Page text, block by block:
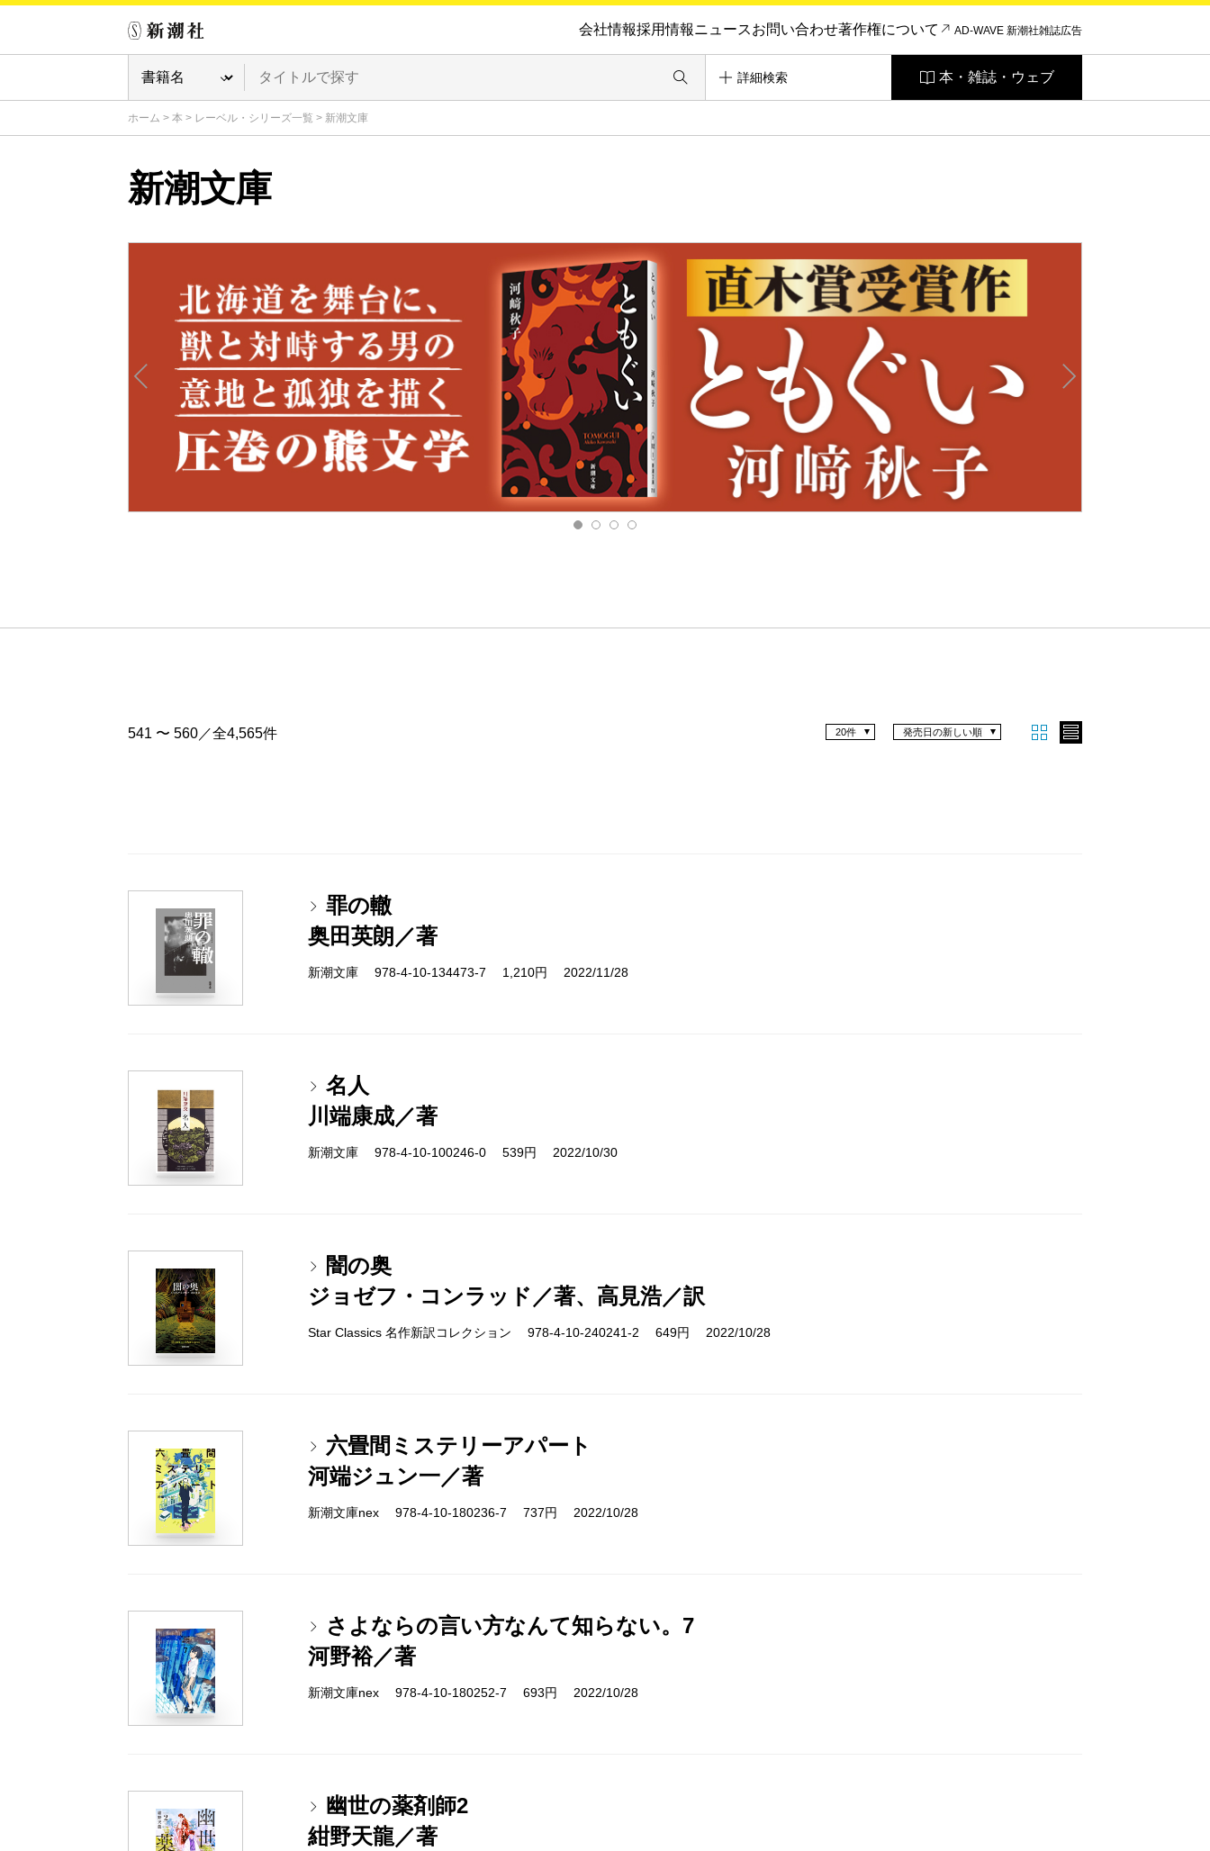
会社情報採用情報ニュースお問い合わせ著作権について AD-WAVE 新潮社雑誌広告
詳細検索 本・雑誌・ウェブ
ホーム > 本 > レーベル・シリーズ一覧 > 新潮文庫
新潮文庫
541 〜 560／全4,565件 発売日の新しい順
20件
罪の轍
奥田英朗／著
新潮文庫 978-4-10-134473-7 1,210円 2022/11/28
名人
川端康成／著
新潮文庫 978-4-10-100246-0 539円 2022/10/30
闇の奥
ジョゼフ・コンラッド／著、高見浩／訳
Star Classics 名作新訳コレクション 978-4-10-240241-2 649円 2022/10/28
六畳間ミステリーアパート
河端ジュン一／著
新潮文庫nex 978-4-10-180236-7 737円 2022/10/28
さよならの言い方なんて知らない。7
河野裕／著
新潮文庫nex 978-4-10-180252-7 693円 2022/10/28
幽世の薬剤師2
紺野天龍／著